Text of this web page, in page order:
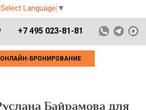
Select Language ▼
+7 495 023-81-81
ОНЛАЙН-БРОНИРОВАНИЕ
Байрамова для